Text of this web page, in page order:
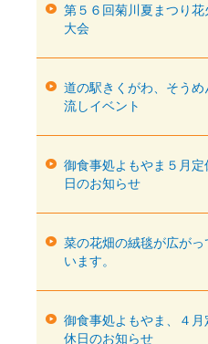
第５６回菊川夏まつり花
大会
道の駅きくがわ、そうめ
流しイベント
御食事処よもやま５月定
日のお知らせ
菜の花畑の絨毯が広がっ
います。
御食事処よもやま、４月
休日のお知らせ